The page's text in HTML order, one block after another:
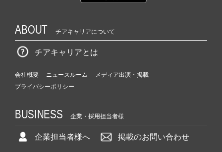
ABOUT チアキャリアについて
チアキャリアとは
会社概要 ニュースルーム
メディア出演・掲載
プライバシーポリシー
BUSINESS 企業・採用担当者様
企業担当者様へ 掲載のお問い合わせ